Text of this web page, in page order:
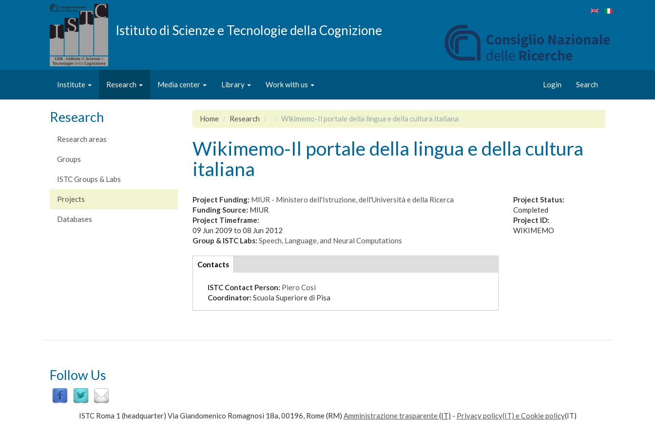
Istituto di Scienze e Tecnologie della Cognizione
Institute Research Media center Library Work with us Login Search
Research
Research areas
Groups
ISTC Groups & Labs
Projects
Databases
Home Research Wikimemo-Il portale della lingua e della cultura italiana
Wikimemo-Il portale della lingua e della cultura
italiana
Project Funding: MIUR - Ministero dell'Istruzione, dell'Università e della Ricerca
Funding Source: MIUR
Project Timeframe:
09 Jun 2009 to 08 Jun 2012
Group & ISTC Labs: Speech, Language, and Neural Computations
tabs
Contacts(active
tab)
ISTC Contact Person: Piero Cosi
Coordinator: Scuola Superiore di Pisa
Project Status:
Completed
Project ID:
WIKIMEMO
Follow Us
ISTC Roma 1 (headquarter) Via Giandomenico Romagnosi 18a, 00196, Rome (RM) Amministrazione trasparente(IT) - Privacy policy(IT) e Cookie policy(IT)